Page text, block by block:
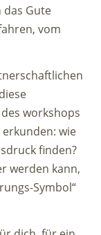
das Gute
vom
workshops
wie
finden?
werden kann,
Symbol“